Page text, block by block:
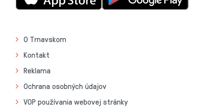
O Trnavskom
Kontakt
Reklama
Ochrana osobných údajov
VOP používania webovej stránky